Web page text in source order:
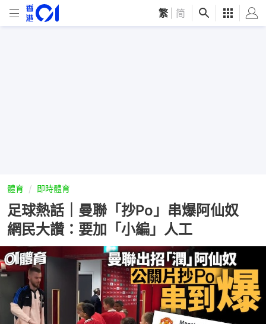
繁 简
體育 即時體育
足球熱話｜曼聯「抄Po」串爆阿仙奴
網民大讚：要加「小編」人工